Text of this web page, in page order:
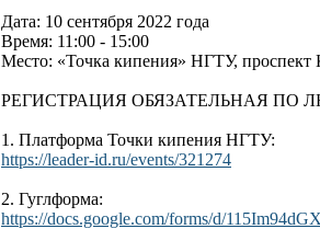
Дата: 10 сентября 2022 года
Время: 11:00 - 15:00
Место: «Точка кипения» НГТУ,
РЕГИСТРАЦИЯ ОБЯЗАТЕЛЬНАЯ ПО
1. Платформа Точки кипения НГТУ:
https://leader-id.ru/events/321274
2. Гуглформа:
https://docs.google.com/forms/d/